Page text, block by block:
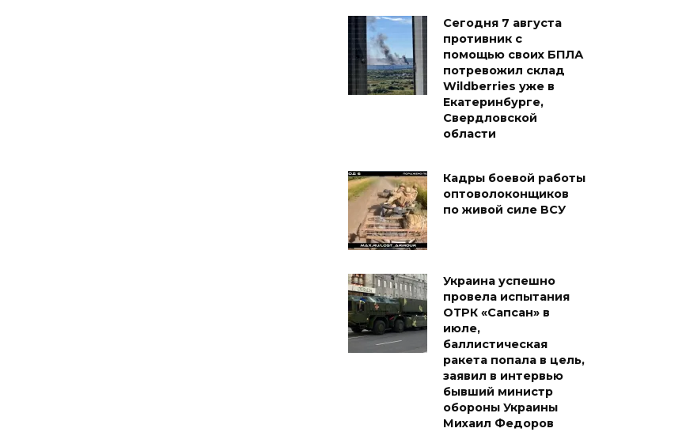
Сегодня 7 августа
противник с
помощью своих БПЛА
потревожил склад
Wildberries уже в
Екатеринбурге,
Свердловской
области
Кадры боевой работы
оптоволоконщиков
по живой силе ВСУ
Украина успешно
провела испытания
ОТРК «Сапсан» в
июле,
баллистическая
ракета попала в цель,
заявил в интервью
бывший министр
обороны Украины
Михаил Федоров